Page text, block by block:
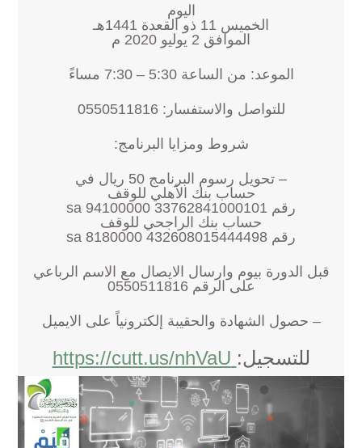
اليوم
الخميس 11 ذو القعدة 1441هـ
الموافق 2 يوليو 2020 م
الموعد: من الساعة 5:30 – 7:30 مساءً
للتواصل والاستفسار: 0550511816
شروط ومزايا البرنامج:
– تحويل رسوم البرنامج 50 ريال في
حساب بنك الأهلي للوقف
رقم sa 94100000 33762841000101
حساب بنك الراجحي للوقف
رقم 432608015444498 8180000 sa
قبل الدورة بيوم وارسال الايصال مع الاسم الرباعي
على الرقم 0550511816
– حصول الشهادة والحقيبة إلكترونياً على الايميل
للتسجيل: